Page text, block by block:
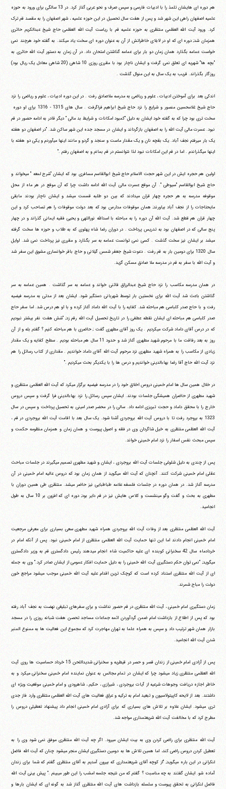
هم دوره ای هایشان تلمذ را با ادبیات فارسی و سپس صرف و نحو عربی آغاز کرد. در 13 سالگی برای ورود به حوزه
علمیه اصفهان راهی این شهر شد و پس از هفت سال تحصیل در این حوزه علمیه ، شهر اصفهان را به مقصد قم ترک
کرد. ورود آیت الله العظمی منتظری به حوزه علمیه قم با ریاست آیت الله العظمی حاج شیخ عبدالکریم حائری
همزمان شد; دوره ای که او در لابلای خاطراتش از آن به عنوان دوره ای سخت یاد می‎کند. به گفته خود هرچند نمی
خواست عمامه بگذارد همان زمان دو بار برای عمامه گذاشتن امتحان داد. در آن زمان به دستور آیت الله حائری به
"بچه ها" شهریه ای تعلق نمی گرفت و ایشان ناچار بود با مقرری روزی 10 شاهی (20 شاهی معادل یک ریال بود)
روزگار بگذراند. قریب به یک سال به این منوال گذشت .
اندکی بعد برای آموختن ادبیات ، علوم و ریاضی به مدرسه ملاصادق رفت . در این دوره ادبیات ، علوم و ریاضی را نزد
حاج شیخ غلامحسین منصور و شرایع را نزد حاج شیخ ابراهیم فراگرفت . سال های 1315 - 1316 برای او دوره
سخت تری بود چرا که به گفته خود ایشان به دلیل "کمبود امکانات و شرایط بد مالی " دیگر قادر به ادامه حضور در قم
نبود. عسرت مالی آیت الله را به اصفهان بازگرداند و ایشان در مسجد جده این شهر ساکن شد. "در اصفهان دو هفته
یک بار می‎رفتم نجف آباد. یک بقچه نان و یک مقدار ماست و سنجد و گردو و مانند اینها می‎آوردم و یکی دو هفته با
اینها می‎گذراندم . اما در قم این امکانات نبود لذا نتوانستم در قم بمانم و به اصفهان رفتم ."
اولین هم حجره ایش در این شهر حجت الاسلام حاج شیخ ابوالقاسم مسافری بود که ایشان "شرح لمعه " می‎خواند و
حاج شیخ ابوالقاسم "سیوطی ". آن موقع عسرت مالی آیت الله ادامه داشت چرا که آن موقع در هر ماه از محل
موقوفه مدرسه به هر حجره چهار قران می‎دادند که بین دو طلبه قسمت می‎شد و ایشان ناچار بودند مابقی
مایحتاجات را از نجف آباد بیاورند; همان موقوفات مدارس بود که بعد دولت موقوفات را هم تصاحب کرد و این
چهار قران هم قطع شد. آیت الله آن دوره را به مباحثه با اسدالله نوراللهی و یحیی فقیه ایمانی گذراند و در چهار
پنج سالی که در اصفهان بود به تدریس پرداخت . در دوران رضا شاه پهلوی که به طلاب و حوزه ها سخت گرفته
می‎شد بر ایشان نیز سخت گذشت . کسی نمی توانست عمامه به سر بگذارد و مقرری نیز پرداخت نمی شد. اوایل
سال 1320 برای دومین بار به قم رفت . دعوت شیخ جعفر شمس گیلانی و حاج باقر خوانساری مشوق این سفر شد
و آیت الله با سفر به قم در مدرسه ملا صادق مسکن گزید.
در همان مدرسه مکاسب را نزد حاج شیخ عبدالرزاق قائنی خواند و عمامه به سر گذاشت . همین عمامه به سر
گذاشتن باعث شد آیت الله برای نخستین بار توسط شهربانی دستگیر شود. ایشان بعد از مدتی به مدرسه فیضیه
رفت و با حاج صدر کلباسی هم مباحثه شد. کفایه را با آیت الله داماد آغاز کرده و با او هم درس شد. اما سفر حاج
صدر کلباسی هم مباحثه ای ایشان نقطه عطفی را در تاریخ تحصیل آیت الله رقم زد; "شش هفت نفر بیشتر نبودیم
که در درس آقای داماد شرکت می‎کردیم . یک روز آقای مطهری گفت ; حاضری با هم مباحثه کنیم ؟ گفتم بله و از آن
روز به بعد رفاقت ما با مرحوم شهید مطهری آغاز شد و حدود 11 سال هم مباحثه بودیم . سطح کفایه و یک مقدار
زیادی از مکاسب را به همراه شهید مطهری نزد مرحوم آیت الله آقای داماد خواندیم . مقداری از کتاب رسائل را هم
نزد آیت الله حاج آقا رضا بهاءالدینی خواندیم و درس ها را با یکدیگر بحث می‎کردیم ."
در خلال همین سال ها امام خمینی دروس اخلاق خود را در مدرسه فیضیه برگزار می‎کرد که آیت الله العظمی منتظری و
شهید مطهری از حاضران همیشگی جلسات بودند. ایشان سپس رسائل را نزد بهاءالدینی فرا گرفت و سپس دروس
خارج را با محقق داماد و حجت تبریزی ادامه داد. سالی را در محضر صدر امینی به تحصیل پرداخت و سپس در سال
1323 به بروجرد رفت تا با دروس آیت الله بروجردی آشنا شود. یک سال بعد با اقامت آیت الله بروجردی در قم ،
آیت الله العظمی منتظری به خیل شاگردان وی در فقه و اصول پیوست و همان زمان و همزمان منظومه حکمت و
سپس مبحث نفس اسفار را نزد امام خمینی خواند.
پس از چندی به دلیل شلوغی جلسات آیت الله بروجردی ، ایشان و شهید مطهری تصمیم می‎گیرند در جلسات مباحث
عقلی امام خمینی شرکت کنند. آنچنان که آیت الله می‎گوید از همان زمان بود که دروس عالیه امام خمینی در آن
مدرسه آغاز شد. در همان دوره در جلسات فلسفه علامه طباطبایی نیز حاضر می‎شد. منتظری طی همین دوران با
مطهری به بحث و گفت وگو می‎نشست و کلاس هایش نیز در قم دایر بود; دوره ای که افزون بر 10 سال به طول
انجامید.
آیت الله العظمی منتظری بعد از وفات آیت الله بروجردی همراه شهید مطهری سعی بسیاری برای معرفی مرجعیت
امام خمینی انجام دادند اما این تنها حمایت آیت الله العظمی منتظری از امام خمینی نبود. پس از آنکه امام در
خردادماه سال 42 سخنرانی کوبنده ای علیه حاکمیت شاه انجام می‎دهند رئیس دادگستری قم به وزیر دادگستری
می‎گوید; "نمی توان حکم دستگیری آیت الله خمینی را به دلیل حمایت افکار عمومی از ایشان صادر کرد." وی به جمله
ای از آیت الله منتظری استناد کرده است که کوچک ترین اقدام علیه آیت الله خمینی موجب می‎شود مراجع خون
دولت را مباح شمرند.
زمان دستگیری امام خمینی ، آیت الله منتظری در قم حضور نداشت و برای سفرهای تبلیغی نهضت به نجف آباد رفته
بود که پس از اطلاع از بازداشت امام ضمن گردآوردن ائمه جماعات مساجد تحصن هفت شبانه روزی را در مسجد
بازار همان شهر ترتیب داد و سپس به همراه علما به تهران مهاجرت کرد که مجموع این فعالیت ها به ممنوع المنبر
شدن آیت الله انجامید.
پس از آزادی امام خمینی از زندان قصر و حصر در قیطریه و سخنرانی شدیداللحن 15 خرداد حساسیت ها روی آیت
الله العظمی منتظری زیاد می‎شود چرا که ایشان در تمام مجالس به عنوان نماینده امام خمینی سخنرانی می‎کرد و به
خاطر اجازه دریافت وجوهات شرعیه از آیات بروجردی ، شیرازی ، حکیم ، شاهرودی و امام خمینی موقعیت ویژه ای
داشتند. بعد از لایحه کاپیتولاسیون و تبعید امام به ترکیه و عراق فعالیت های آیت الله العظمی منتظری وارد فاز جدی
تری می‎شود. ایشان علاوه بر تلاش های بسیاری که برای آزادی امام خمینی انجام داد پیشنهاد تعطیلی دروس را
مطرح کرد که با مخالفت آیت الله شریعتمداری مواجه شد.
آیت الله منتظری برای راضی کردن وی به بیت ایشان می‎رود. اگر چه آیت الله منتظری موفق نمی شود وی را به
تعطیل کردن دروس راضی کند، اما همین تلاش ها به دومین دستگیری ایشان منجر می‎شود چنان که آیت الله فاضل
لنکرانی در این باره می‎گوید; "از کوچه آقای شریعتمداری که بیرون آمدیم به آقای منتظری گفتم که شما برای زندان
آماده شو. ایشان گفتند به چه مناسبت ؟ گفتم که من نتیجه جلسه امشب را این طور می‎بینم ." پیش بینی آیت الله
فاضل لنکرانی به تحقق پیوست و سلسله بازداشت های آیت الله منتظری آغاز شد به گونه ای که ایشان بارها و
آیت‌الله منتظری
وب سایت رسمی آیت‌الله منتظری
شماره ٨ کد پستی: 3713744381
فکس37740015-25-98+